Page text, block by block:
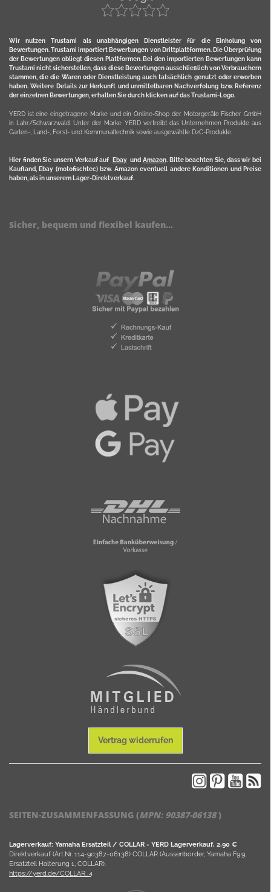
Wir nutzen Trustami als unabhängigen Dienstleister für die Einholung von
Bewertungen. Trustami importiert Bewertungen von Drittplattformen. Die Überprüfung
der Bewertungen obliegt diesen Plattformen. Bei den importierten Bewertungen kann
Trustami nicht sicherstellen, dass diese Bewertungen ausschließlich von Verbrauchern
stammen, die die Waren oder Dienstleistung auch tatsächlich genutzt oder erworben
haben. Weitere Details zur Herkunft und unmittelbaren Nachverfolung bzw. Referenz
der einzelnen Bewertungen, erhalten Sie durch klicken auf das Trustami-Logo.
YERD ist eine eingetragene Marke und ein Online-Shop der Motorgeräte Fischer GmbH
in Lahr/Schwarzwald. Unter der Marke YERD vertreibt das Unternehmen Produkte aus
Garten-, Land-, Forst- und Kommunaltechnik sowie ausgewählte D2C-Produkte.
Hier finden Sie unsern Verkauf auf Ebayund Amazon. Bitte beachten Sie, dass wir bei
Kaufland, Ebay (motofischtec) bzw. Amazon eventuell andere Konditionen und Preise
haben, als in unserem Lager-Direktverkauf.
Sicher, bequem und flexibel kaufen...
Vertrag widerrufen
SEITEN-ZUSAMMENFASSUNG (MPN: 90387-06138)
Lagerverkauf: Yamaha Ersatzteil / COLLAR - YERD Lagerverkauf, 2,90 €
Direktverkauf (Art.Nr. 114-90387-06138) COLLAR (Aussenborder, Yamaha F9.9,
Ersatzteil Halterung 1, COLLAR).
https://yerd.de/COLLAR_4